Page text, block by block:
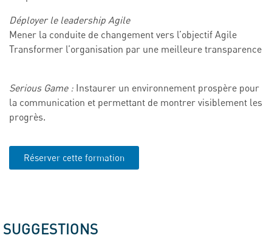
Déployer le leadership Agile
Mener la conduite de changement vers l’objectif Agile
Transformer l’organisation par une meilleure transparence
Serious Game : Instaurer un environnement prospère pour
la communication et permettant de montrer visiblement les
progrès.
Réserver cette formation
SUGGESTIONS